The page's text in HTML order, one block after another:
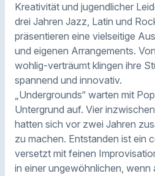
Kreativität und jugendlicher
drei Jahren Jazz, Latin und
präsentieren eine vielseitige
und eigenen Arrangements.
wohlig-verträumt klingen ihre
spannend und innovativ.
„Undergrounds“ warten mit
Untergrund auf. Vier
hatten sich vor zwei Jahren
zu machen. Entstanden ist ein
versetzt mit feinen
in einer ungewöhnlichen,